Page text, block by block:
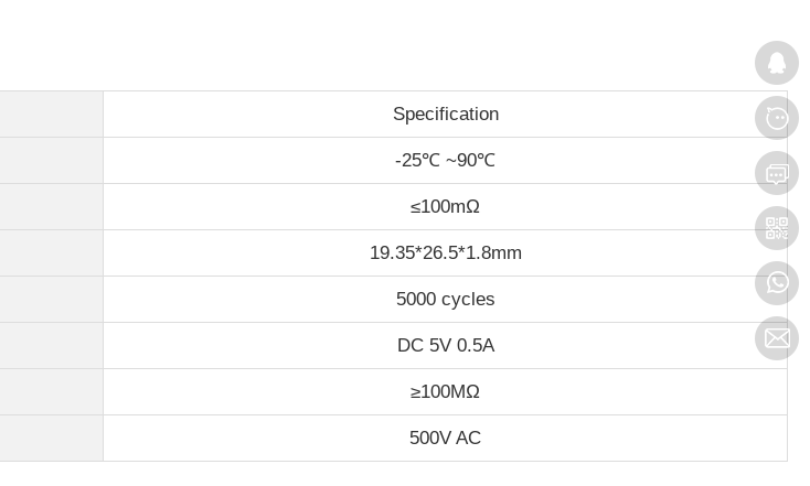
Specification
-25℃ ~90℃
≤100mΩ
19.35*26.5*1.8mm
5000 cycles
DC 5V 0.5A
≥100MΩ
500V AC